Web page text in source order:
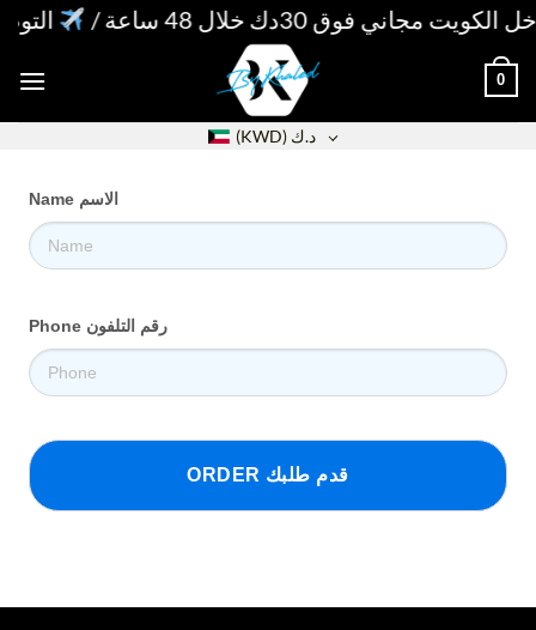
content
مجاني فوق 30دك خلال 48 ساعة / التوصيل
0
(KWD) د.ك
Name الاسم
Phone رقم التلفون